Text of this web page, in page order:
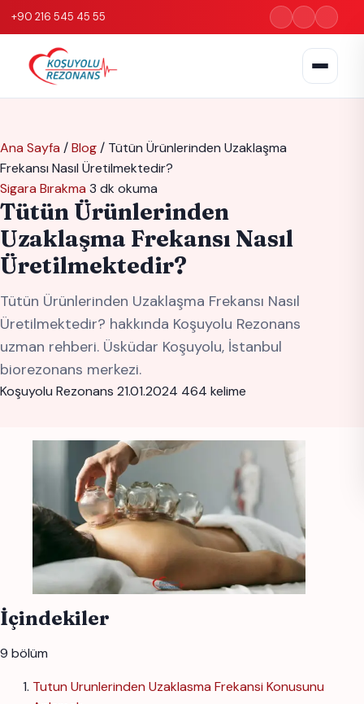
+90 216 545 45 55
Ana Sayfa /Blog/ Tütün Ürünlerinden Uzaklaşma
Frekansı Nasıl Üretilmektedir?
Sigara Bırakma 3 dk okuma
Tütün Ürünlerinden
Uzaklaşma Frekansı Nasıl
Üretilmektedir?
Tütün Ürünlerinden Uzaklaşma Frekansı Nasıl
Üretilmektedir? hakkında Koşuyolu Rezonans
uzman rehberi. Üsküdar Koşuyolu, İstanbul
biorezonans merkezi.
Koşuyolu Rezonans 21.01.2024 464 kelime
İçindekiler
9 bölüm
Tutun Urunlerinden Uzaklasma Frekansi Konusunu